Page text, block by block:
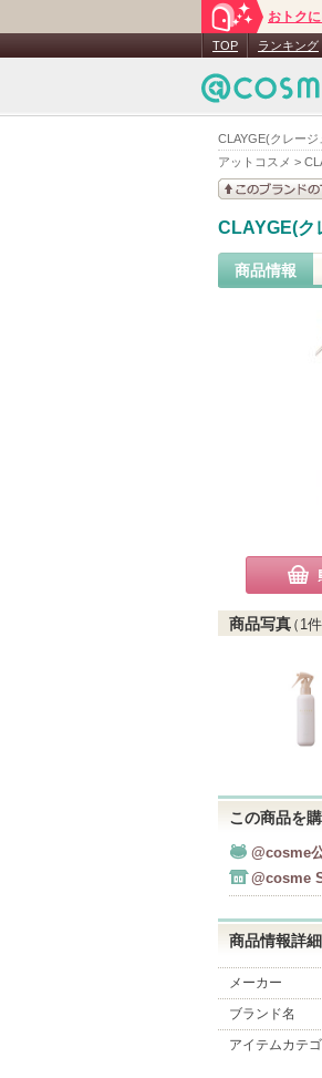
CLAYGE(クレー
アットコスメ >
おトク
TOP ランキング
CLAYGE(ク
商品情報
購入サイト
商品写真（ 1件
この商品を
@cosme
@cosme
商品情報詳細
メーカー
ブランド名
アイテムカテゴ